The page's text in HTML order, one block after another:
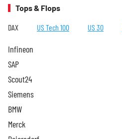
Tops & Flops
DAX US Tech 100 US 30
Infineon
SAP
Scout24
Siemens
BMW
Merck